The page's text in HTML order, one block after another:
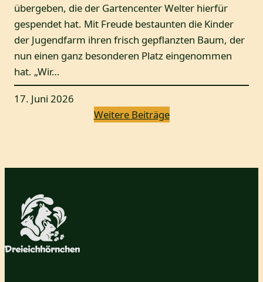
übergeben, die der Gartencenter Welter hierfür
gespendet hat. Mit Freude bestaunten die Kinder
der Jugendfarm ihren frisch gepflanzten Baum, der
nun einen ganz besonderen Platz eingenommen
hat. „Wir…
17. Juni 2026
Weitere Beiträge